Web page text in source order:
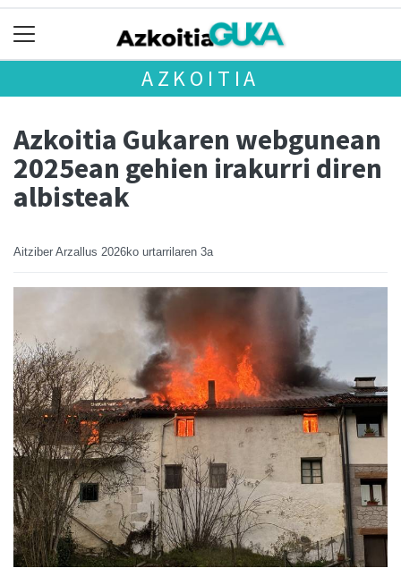
AZKOITIA
Azkoitia Gukaren webgunean
2025ean gehien irakurri diren
albisteak
Aitziber Arzallus 2026ko urtarrilaren 3a